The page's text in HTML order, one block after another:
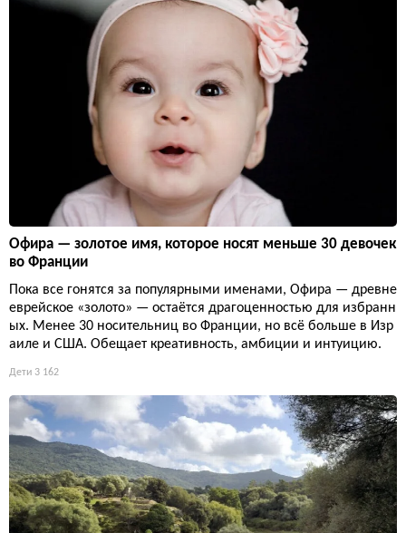
Офира — золотое имя, которое носят меньше 30 девочек
во Франции
Пока все гонятся за популярными именами, Офира — древне
еврейское «золото» — остаётся драгоценностью для избранн
ых. Менее 30 носительниц во Франции, но всё больше в Изр
аиле и США. Обещает креативность, амбиции и интуицию.
Дети 3 162